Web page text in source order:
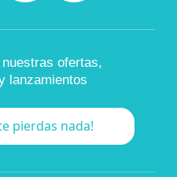
ofertas,
lanzamientos
pierdas nada!